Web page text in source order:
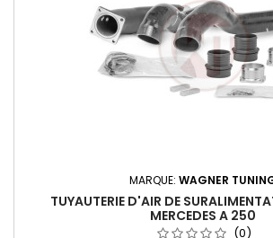
MARQUE: WAGNER
TUYAUTERIE D'AIR DE
MERCEDES A 250
(0)